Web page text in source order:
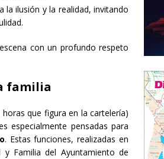
la ilusión y la realidad, invitando
con un profundo respeto
familia
que figura en la cartelería)
especialmente pensadas para
. Estas funciones, realizadas en
Familia del Ayuntamiento de